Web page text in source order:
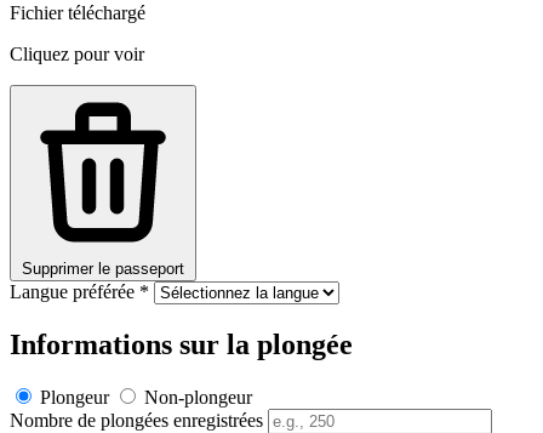
Fichier téléchargé
Cliquez pour voir
Supprimer le passeport
Langue préférée *
Informations sur la plongée
Plongeur
Non-plongeur
Nombre de plongées enregistrées